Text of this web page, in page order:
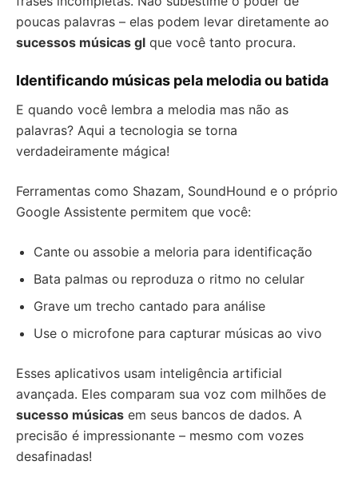
poucas palavras – elas podem levar diretamente ao
sucessos músicas gl que você tanto procura.
Identificando músicas pela melodia ou batida
E quando você lembra a melodia mas não as
palavras? Aqui a tecnologia se torna
verdadeiramente mágica!
Ferramentas como Shazam, SoundHound e o próprio
Google Assistente permitem que você:
Cante ou assobie a meloria para identificação
Bata palmas ou reproduza o ritmo no celular
Grave um trecho cantado para análise
Use o microfone para capturar músicas ao vivo
Esses aplicativos usam inteligência artificial
avançada. Eles comparam sua voz com milhões de
sucesso músicas em seus bancos de dados. A
precisão é impressionante – mesmo com vozes
desafinadas!